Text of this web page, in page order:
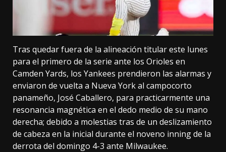
Tras quedar fuera de la alineación titular este lunes
para el primero de la serie ante los Orioles en
Camden Yards, los Yankees prendieron las alarmas y
enviaron de vuelta a Nueva York al campocorto
panameño, José Caballero, para practicarmente una
resonancia magnética en el dedo medio de su mano
derecha; debido a molestias tras de un deslizamiento
de cabeza en la inicial durante el noveno inning de la
derrota del domingo 4-3 ante Milwaukee.